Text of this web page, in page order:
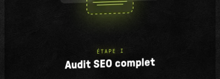
ÉTAPE I
Audit SEO complet